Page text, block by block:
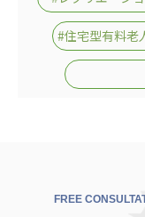
株式会社エネクト
海外グループ会社
Hospital
#住宅型有料老
FREE